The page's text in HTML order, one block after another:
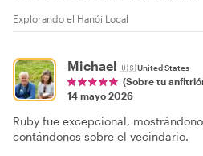
Explorando el Hanói Local
Michael 🇺🇸United States
(Sobre tu
14 mayo 2026
Ruby fue excepcional,
contándonos sobre el vecindario.